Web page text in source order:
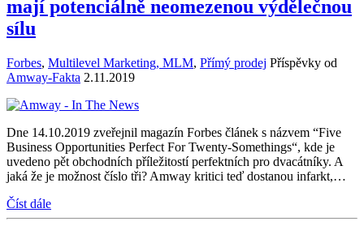
mají potenciálně neomezenou výdělečnou
sílu
Forbes, Multilevel Marketing, MLM, Přímý prodej Příspěvky od
Amway-Fakta 2.11.2019
Dne 14.10.2019 zveřejnil magazín Forbes článek s názvem “Five
Business Opportunities Perfect For Twenty-Somethings“, kde je
uvedeno pět obchodních příležitostí perfektních pro dvacátníky. A
jaká že je možnost číslo tři? Amway kritici teď dostanou infarkt,…
Číst dále